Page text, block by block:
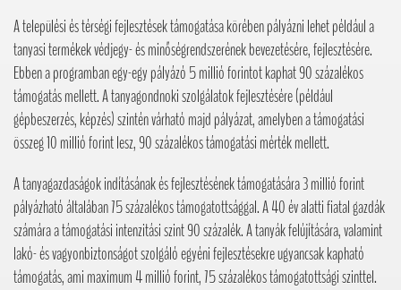
A települési és térségi fejlesztések támogatása körében pályázni lehet például a
tanyasi termékek védjegy- és minőségrendszerének bevezetésére, fejlesztésére.
Ebben a programban egy-egy pályázó 5 millió forintot kaphat 90 százalékos
támogatás mellett. A tanyagondnoki szolgálatok fejlesztésére (például
gépbeszerzés, képzés) szintén várható majd pályázat, amelyben a támogatási
összeg 10 millió forint lesz, 90 százalékos támogatási mérték mellett.
A tanyagazdaságok indításának és fejlesztésének támogatására 3 millió forint
pályázható általában 75 százalékos támogatottsággal. A 40 év alatti fiatal gazdák
számára a támogatási intenzitási szint 90 százalék. A tanyák felújítására, valamint
lakó- és vagyonbiztonságot szolgáló egyéni fejlesztésekre ugyancsak kapható
támogatás, ami maximum 4 millió forint, 75 százalékos támogatottsági szinttel.